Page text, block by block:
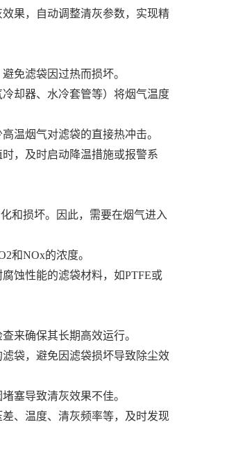
果，自动调整清灰参数，实现精
免滤袋因过热而损坏。
却器、水冷套管等）将烟气温度
温烟气对滤袋的直接热冲击。
，及时启动降温措施或报警系
和损坏。因此，需要在烟气进入
和NOx的浓度。
蚀性能的滤袋材料，如PTFE或
来确保其长期高效运行。
袋，避免因滤袋损坏导致除尘效
塞导致清灰效果不佳。
、温度、清灰频率等，及时发现